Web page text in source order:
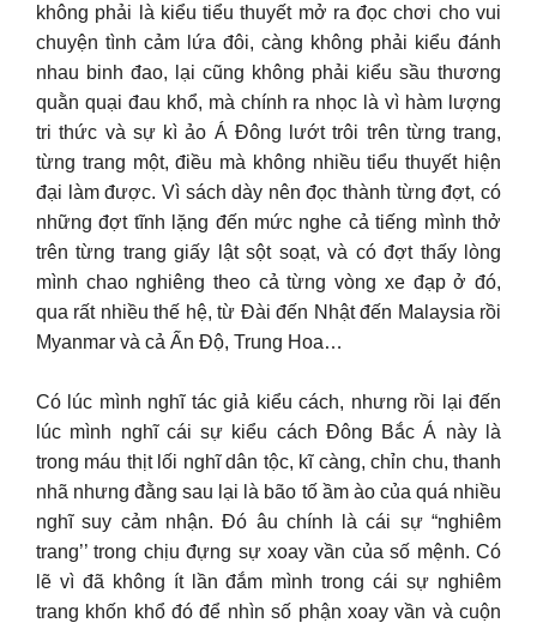
không phải là kiểu tiểu thuyết mở ra đọc chơi cho vui
chuyện tình cảm lứa đôi, càng không phải kiểu đánh
nhau binh đao, lại cũng không phải kiểu sầu thương
quằn quại đau khổ, mà chính ra nhọc là vì hàm lượng
tri thức và sự kì ảo Á Đông lướt trôi trên từng trang,
từng trang một, điều mà không nhiều tiểu thuyết hiện
đại làm được. Vì sách dày nên đọc thành từng đợt, có
những đợt tĩnh lặng đến mức nghe cả tiếng mình thở
trên từng trang giấy lật sột soạt, và có đợt thấy lòng
mình chao nghiêng theo cả từng vòng xe đạp ở đó,
qua rất nhiều thế hệ, từ Đài đến Nhật đến Malaysia rồi
Myanmar và cả Ấn Độ, Trung Hoa…
Có lúc mình nghĩ tác giả kiểu cách, nhưng rồi lại đến
lúc mình nghĩ cái sự kiểu cách Đông Bắc Á này là
trong máu thịt lối nghĩ dân tộc, kĩ càng, chỉn chu, thanh
nhã nhưng đằng sau lại là bão tố ầm ào của quá nhiều
nghĩ suy cảm nhận. Đó âu chính là cái sự “nghiêm
trang’’ trong chịu đựng sự xoay vần của số mệnh. Có
lẽ vì đã không ít lần đắm mình trong cái sự nghiêm
trang khốn khổ đó để nhìn số phận xoay vần và cuộn